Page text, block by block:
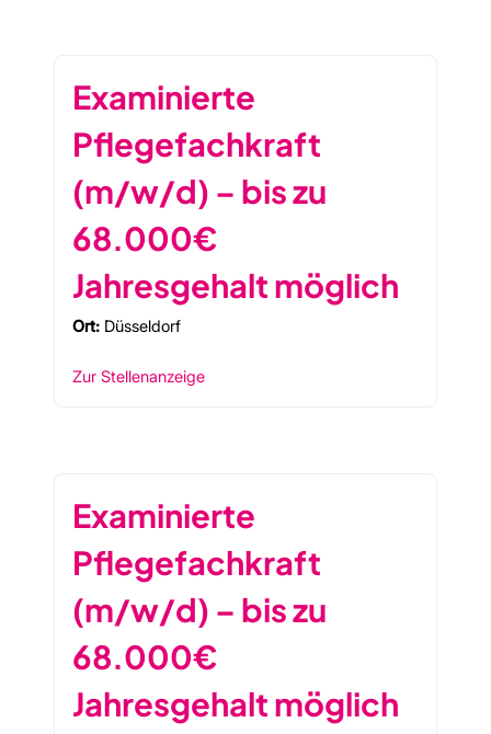
Examinierte
Pflegefachkraft
(m/w/d) – bis zu
68.000€
Jahresgehalt möglich
Ort: Düsseldorf
Zur Stellenanzeige
Examinierte
Pflegefachkraft
(m/w/d) – bis zu
68.000€
Jahresgehalt möglich